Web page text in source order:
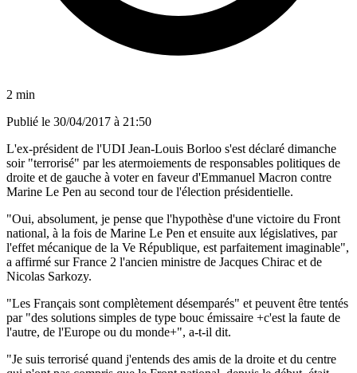
2 min
Publié le 30/04/2017 à 21:50
L'ex-président de l'UDI Jean-Louis Borloo s'est déclaré dimanche
soir "terrorisé" par les atermoiements de responsables politiques de
droite et de gauche à voter en faveur d'Emmanuel Macron contre
Marine Le Pen au second tour de l'élection présidentielle.
"Oui, absolument, je pense que l'hypothèse d'une victoire du Front
national, à la fois de Marine Le Pen et ensuite aux législatives, par
l'effet mécanique de la Ve République, est parfaitement imaginable",
a affirmé sur France 2 l'ancien ministre de Jacques Chirac et de
Nicolas Sarkozy.
"Les Français sont complètement désemparés" et peuvent être tentés
par "des solutions simples de type bouc émissaire +c'est la faute de
l'autre, de l'Europe ou du monde+", a-t-il dit.
"Je suis terrorisé quand j'entends des amis de la droite et du centre